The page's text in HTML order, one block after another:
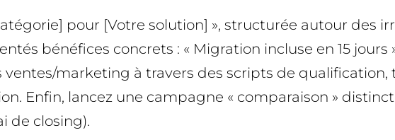
pour [Votre solution] », structurée autour des
bénéfices concrets : « Migration incluse en 15
ventes/marketing à travers des scripts de
Enfin, lancez une campagne « comparaison »
de closing).